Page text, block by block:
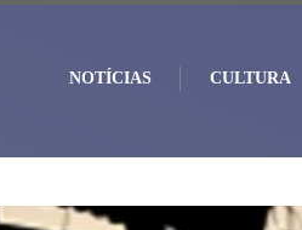
NOTÍCIAS CULTURA